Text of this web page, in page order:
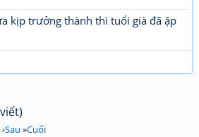
kịp trưởng thành thì tuổi già đã ập
Sau »Cuối